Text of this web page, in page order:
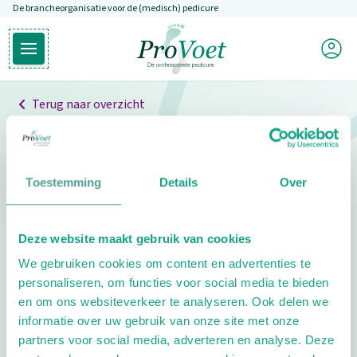
Toestemming Details Over
Deze website maakt gebruik van cookies
We gebruiken cookies om content en advertenties te
personaliseren, om functies voor social media te bieden
en om ons websiteverkeer te analyseren. Ook delen we
informatie over uw gebruik van onze site met onze
partners voor social media, adverteren en analyse. Deze
Overslaan en naar de inhoud gaan
De brancheorganisatie voor de (medisch) pedicure
Open hoofdmenu
Ga naar de homepagina
Mijn
Terug naar overzicht
Professionals
Pedicure niet gevonden
pedicure.